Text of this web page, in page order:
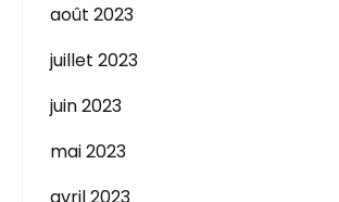
août 2023
juillet 2023
juin 2023
mai 2023